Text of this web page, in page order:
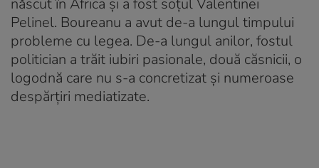
născut în Africa și a fost soțul Valentinei
Pelinel. Boureanu a avut de-a lungul timpului
probleme cu legea. De-a lungul anilor, fostul
politician a trăit iubiri pasionale, două căsnicii, o
logodnă care nu s-a concretizat și numeroase
despărțiri mediatizate.